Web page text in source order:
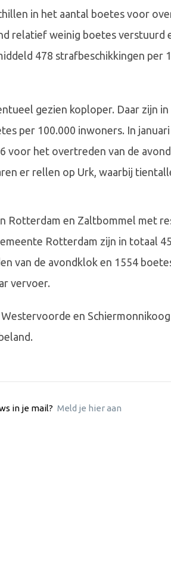
in het aantal boetes voor
relatief weinig boetes verstuurd
478 strafbeschikkingen per
gezien koploper. Daar zijn
per 100.000 inwoners. In
voor het overtreden van de
er rellen op Urk, waarbij
Rotterdam en Zaltbommel met
Rotterdam zijn in totaal
van de avondklok en 1554
vervoer.
en
in je mail? Meld je hier aan